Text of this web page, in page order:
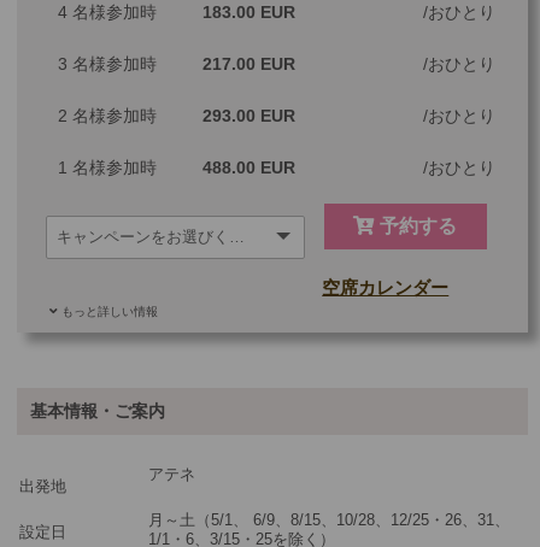
4 名様参加時 183.00 EUR おひとり
3 名様参加時 217.00 EUR おひとり
2 名様参加時 293.00 EUR おひとり
1 名様参加時 488.00 EUR おひとり
予約する
もっと詳しい情報
空席カレンダー
ツアーコード
基本情報・ご案内
出発地
アテネ
設定日
月～土（5/1、 6/9、8/15、10/28、12/25・26、31、
1/1・6、3/15・25を除く）